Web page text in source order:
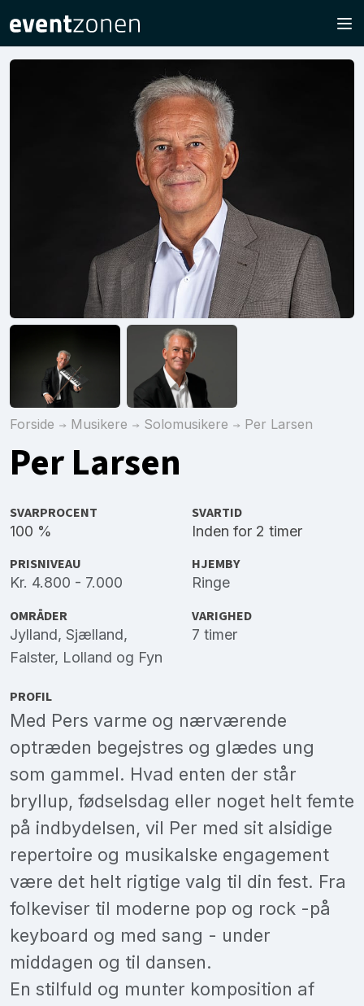
Forside Musikere Solomusikere Per Larsen
Per Larsen
SVARPROCENT
100 %
SVARTID
Inden for 2 timer
PRISNIVEAU
Kr. 4.800 - 7.000
HJEMBY
Ringe
OMRÅDER
Jylland, Sjælland,
Falster, Lolland og Fyn
VARIGHED
7 timer
PROFIL
Med Pers varme og nærværende
optræden begejstres og glædes ung
som gammel. Hvad enten der står
bryllup, fødselsdag eller noget helt femte
på indbydelsen, vil Per med sit alsidige
repertoire og musikalske engagement
være det helt rigtige valg til din fest. Fra
folkeviser til moderne pop og rock -på
keyboard og med sang - under
middagen og til dansen.
En stilfuld og munter komposition af